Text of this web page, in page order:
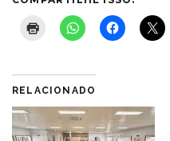
RELACIONADO